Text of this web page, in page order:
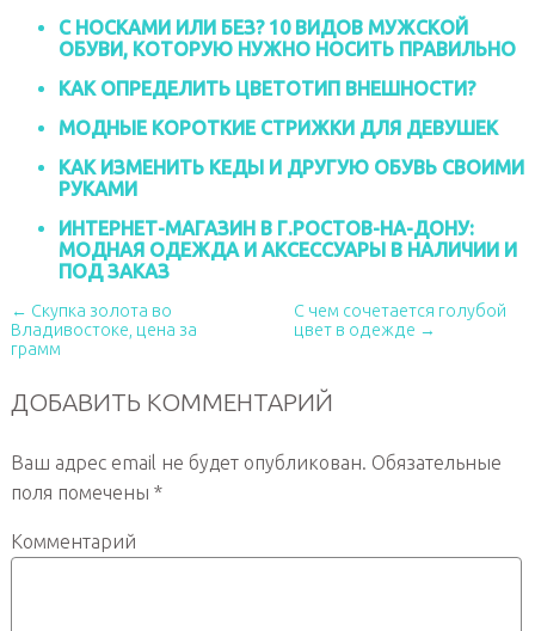
С НОСКАМИ ИЛИ БЕЗ? 10 ВИДОВ МУЖСКОЙ
ОБУВИ, КОТОРУЮ НУЖНО НОСИТЬ ПРАВИЛЬНО
КАК ОПРЕДЕЛИТЬ ЦВЕТОТИП ВНЕШНОСТИ?
МОДНЫЕ КОРОТКИЕ СТРИЖКИ ДЛЯ ДЕВУШЕК
КАК ИЗМЕНИТЬ КЕДЫ И ДРУГУЮ ОБУВЬ СВОИМИ
РУКАМИ
ИНТЕРНЕТ-МАГАЗИН В Г.РОСТОВ-НА-ДОНУ:
МОДНАЯ ОДЕЖДА И АКСЕССУАРЫ В НАЛИЧИИ И
ПОД ЗАКАЗ
← Скупка золота во
Владивостоке, цена за
грамм
С чем сочетается голубой
цвет в одежде →
ДОБАВИТЬ КОММЕНТАРИЙ
Ваш адрес email не будет опубликован. Обязательные
поля помечены *
Комментарий